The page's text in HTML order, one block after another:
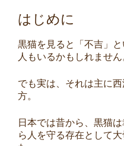
はじめに
黒猫を見ると「不吉」
人もいるかもしれません
でも実は、それは主に
方。
日本では昔から、黒猫
ら人を守る存在として